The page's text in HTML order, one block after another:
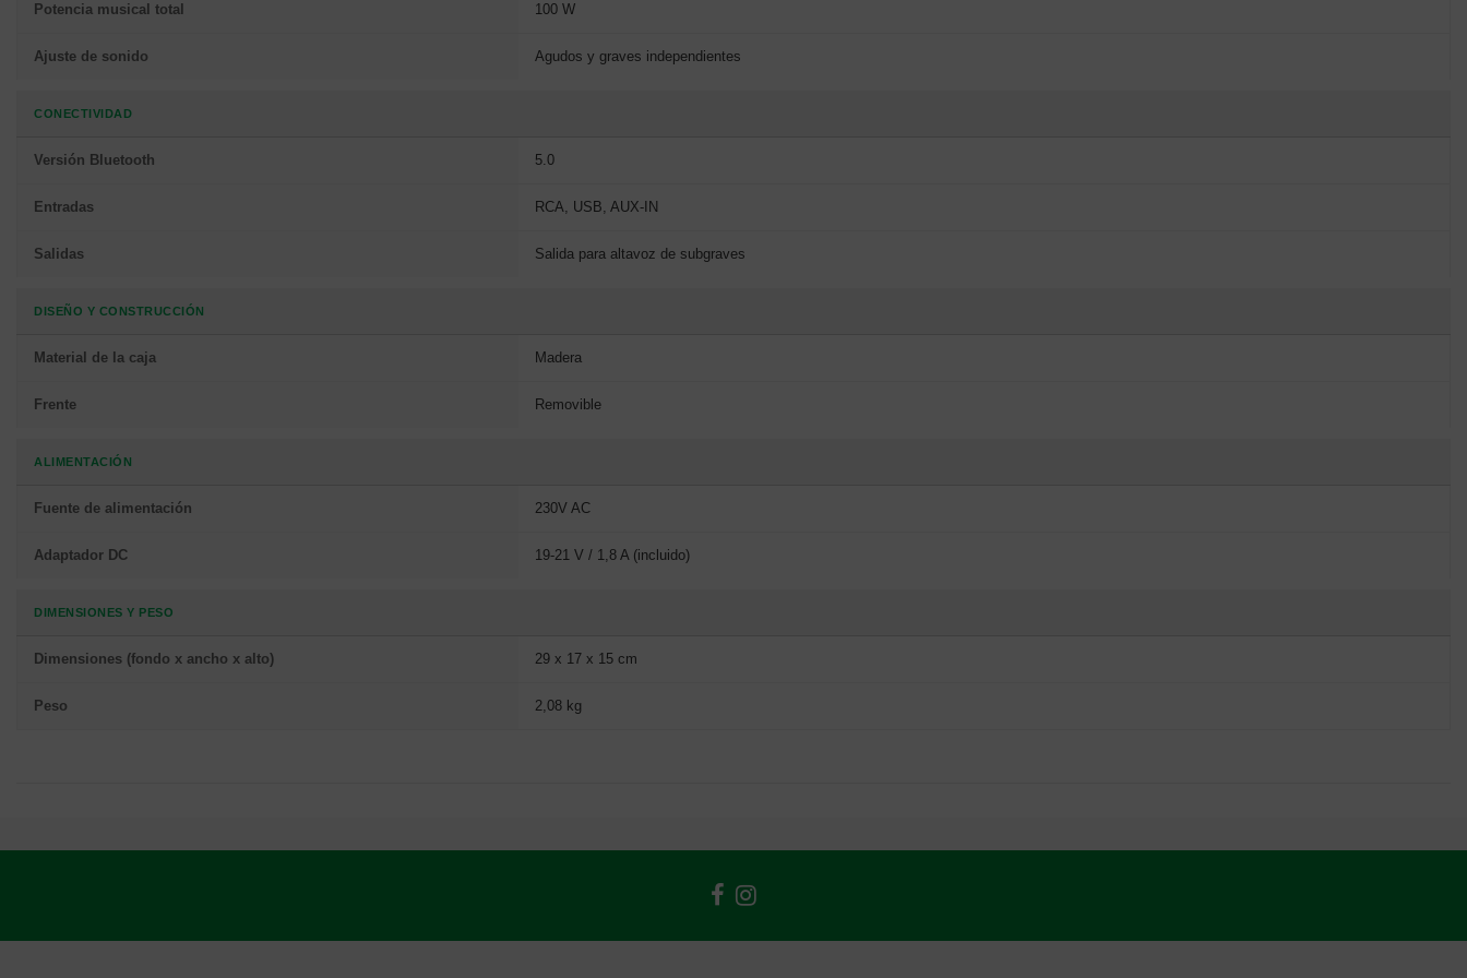
Potencia musical total 100 W
Ajuste de sonido Agudos y graves independientes
CONECTIVIDAD
Versión Bluetooth 5.0
Entradas RCA, USB, AUX-IN
Salidas Salida para altavoz de subgraves
DISEÑO Y CONSTRUCCIÓN
Material de la caja Madera
Frente Removible
ALIMENTACIÓN
Fuente de alimentación 230V AC
Adaptador DC 19-21 V / 1,8 A (incluido)
DIMENSIONES Y PESO
Dimensiones (fondo x ancho x alto) 29 x 17 x 15 cm
Peso 2,08 kg